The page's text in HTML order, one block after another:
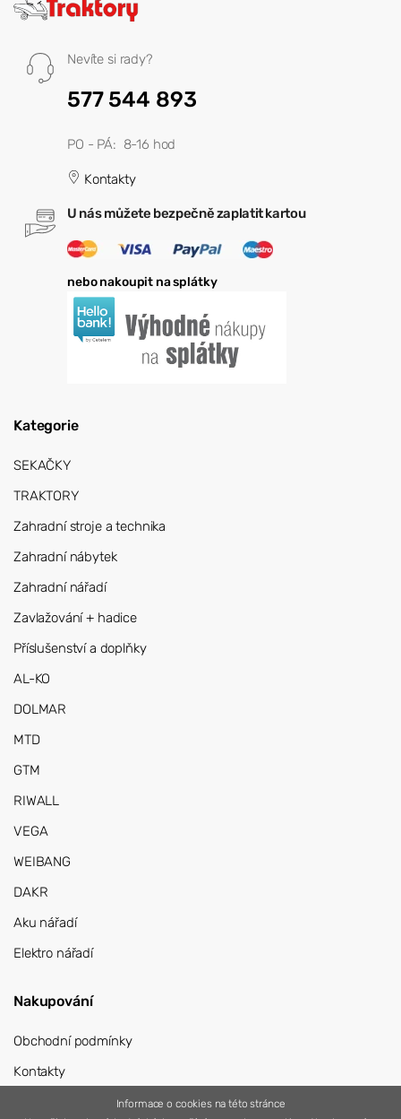
Nevíte si rady?
577 544 893
PO - PÁ: 8-16 hod
Kontakty
U nás můžete bezpečně zaplatit kartou
nebo nakoupit na splátky
Kategorie
SEKAČKY
TRAKTORY
Zahradní stroje a technika
Zahradní nábytek
Zahradní nářadí
Zavlažování + hadice
Příslušenství a doplňky
AL-KO
DOLMAR
MTD
GTM
RIWALL
VEGA
WEIBANG
DAKR
Aku nářadí
Elektro nářadí
Nakupování
Obchodní podmínky
Kontakty
Informace o cookies na této stránce